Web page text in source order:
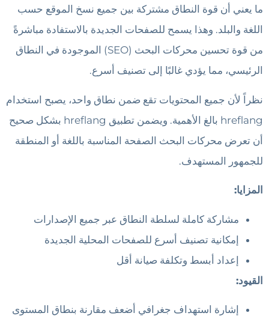
ما يعني أن قوة النطاق مشتركة بين جميع نسخ الموقع حسب
اللغة والبلد. وهذا يسمح للصفحات الجديدة بالاستفادة مباشرةً
من قوة تحسين محركات البحث (SEO) الموجودة في النطاق
الرئيسي، مما يؤدي غالبًا إلى تصنيف أسرع.
نظراً لأن جميع المحتويات تقع ضمن نطاق واحد، يصبح استخدام
hreflang بالغ الأهمية. ويضمن تطبيق hreflang بشكل صحيح
أن تعرض محركات البحث الصفحة المناسبة باللغة أو المنطقة
للجمهور المستهدف.
المزايا:
مشاركة كاملة لسلطة النطاق عبر جميع الإصدارات
إمكانية تصنيف أسرع للصفحات المحلية الجديدة
إعداد أبسط وتكلفة صيانة أقل
القيود:
إشارة استهداف جغرافي أضعف مقارنة بنطاق المستوى